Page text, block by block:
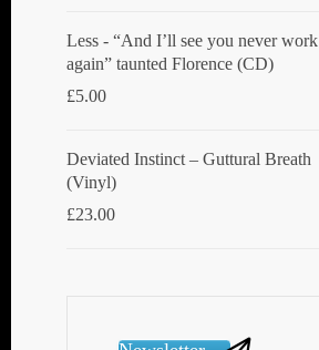
Less - “And I’ll see you never work
again” taunted Florence (CD)
£5.00
Deviated Instinct ‎– Guttural Breath
(Vinyl)
£23.00